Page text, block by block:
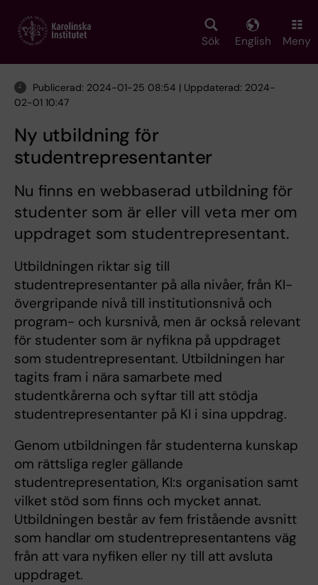
main
Sök English Meny
Publicerad: 2024-01-25 08:54 | Uppdaterad: 2024-
02-01 10:47
Ny utbildning för
studentrepresentanter
Nu finns en webbaserad utbildning för
studenter som är eller vill veta mer om
uppdraget som studentrepresentant.
Utbildningen riktar sig till
studentrepresentanter på alla nivåer, från KI-
övergripande nivå till institutionsnivå och
program- och kursnivå, men är också relevant
för studenter som är nyfikna på uppdraget
som studentrepresentant. Utbildningen har
tagits fram i nära samarbete med
studentkårerna och syftar till att stödja
studentrepresentanter på KI i sina uppdrag.
Genom utbildningen får studenterna kunskap
om rättsliga regler gällande
studentrepresentation, KI:s organisation samt
vilket stöd som finns och mycket annat.
Utbildningen består av fem fristående avsnitt
som handlar om studentrepresentantens väg
från att vara nyfiken eller ny till att avsluta
uppdraget.